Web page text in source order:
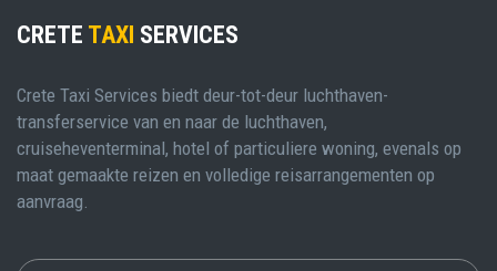
CRETE TAXI SERVICES
Crete Taxi Services biedt deur-tot-deur luchthaven-
transferservice van en naar de luchthaven,
cruiseheventerminal, hotel of particuliere woning, evenals op
maat gemaakte reizen en volledige reisarrangementen op
aanvraag.